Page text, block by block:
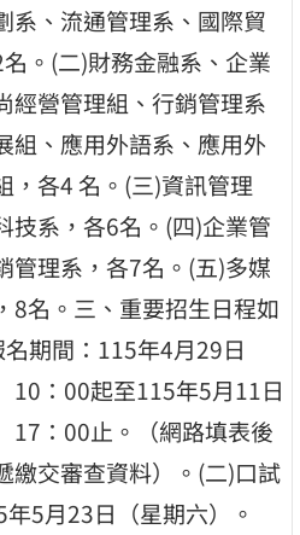
系、流通管理系、國際貿
。(二)財務金融系、企業
經營管理組、行銷管理系
組、應用外語系、應用外
，各4 名。(三)資訊管理
技系，各6名。(四)企業管
管理系，各7名。(五)多媒
8名。三、重要招生日程如
期間：115年4月29日
10：00起至115年5月11日
17：00止。（網路填表後
繳交審查資料）。(二)口試
5月23日（星期六）。